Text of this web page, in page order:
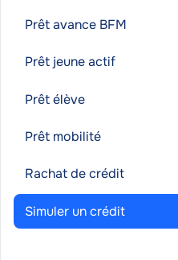
Prêt avance BFM
Prêt jeune actif
Prêt élève
Prêt mobilité
Rachat de crédit
Simuler un crédit